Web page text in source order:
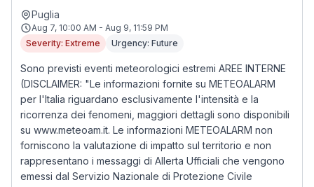
Puglia
Aug 7, 10:00 AM - Aug 9, 11:59 PM
Severity: Extreme
Urgency: Future
Sono previsti eventi meteorologici estremi AREE INTERNE
(DISCLAIMER: "Le informazioni fornite su METEOALARM
per l'Italia riguardano esclusivamente l'intensità e la
ricorrenza dei fenomeni, maggiori dettagli sono disponibili
su www.meteoam.it. Le informazioni METEOALARM non
forniscono la valutazione di impatto sul territorio e non
rappresentano i messaggi di Allerta Ufficiali che vengono
emessi dal Servizio Nazionale di Protezione Civile